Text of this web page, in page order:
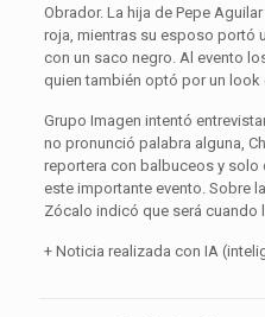
Obrador. La hija de Pepe
roja, mientras su esposo portó
con un saco negro. Al evento
quien también optó por un look
Grupo Imagen intentó
no pronunció palabra alguna,
reportera con balbuceos y solo
este importante evento. Sobre
Zócalo indicó que será cuando
+ Noticia realizada con IA